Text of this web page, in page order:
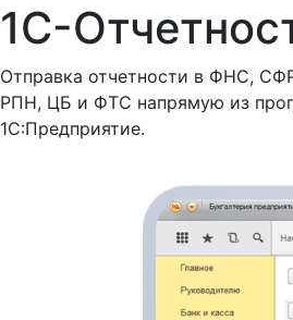
1С-
Отправка отчетности в ФНС,
РПН, ЦБ и ФТС напрямую из
1С:Предприятие.